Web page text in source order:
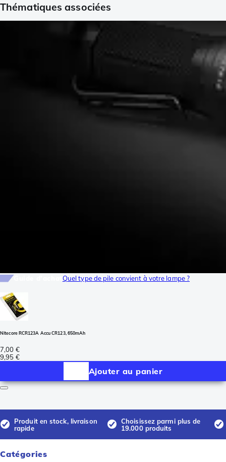
Thématiques associées
Quel type de pile convient à votre lampe ?
Nitecore RCR123A Accu CR123, 650mAh
7,00 €
9,95 €
Ajouter au panier
Produit en stock, livraison
rapide
Choisissez parmi plus de
19.000 produits
Catégories